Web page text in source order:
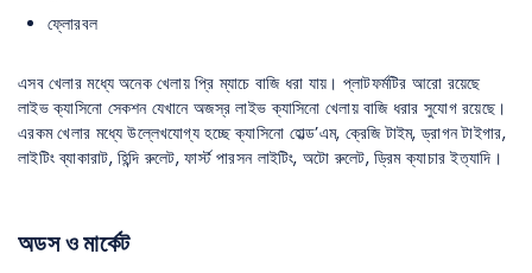
ফ্লোরবল
এসব খেলার মধ্যে অনেক খেলায় প্রি ম্যাচে বাজি ধরা যায়। প্লাটফর্মটির আরো রয়েছে
লাইভ ক্যাসিনো সেকশন যেখানে অজস্র লাইভ ক্যাসিনো খেলায় বাজি ধরার সুযোগ রয়েছে।
এরকম খেলার মধ্যে উল্লেখযোগ্য হচ্ছে ক্যাসিনো হোল্ড’এম, ক্রেজি টাইম, ড্রাগন টাইগার,
লাইটিং ব্যাকারাট, হিন্দি রুলেট, ফার্স্ট পারসন লাইটিং, অটো রুলেট, ড্রিম ক্যাচার ইত্যাদি।
অডস ও মার্কেট